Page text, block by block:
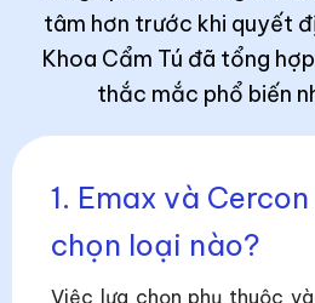
tâm hơn trước khi quyết
Khoa Cẩm Tú đã tổng
thắc mắc phổ biến
1. Emax và
chọn loại nào?
Việc lựa chọn phụ thuộc